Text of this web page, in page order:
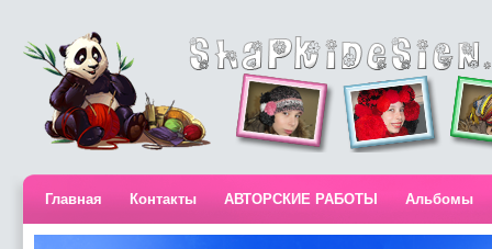
Главная Контакты АВТОРСКИЕ РАБОТЫ Альбомы